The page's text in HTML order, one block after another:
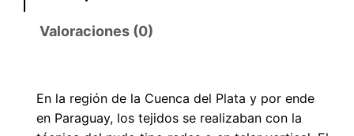
Valoraciones (0)
En la región de la Cuenca del Plata y por ende
en Paraguay, los tejidos se realizaban con la